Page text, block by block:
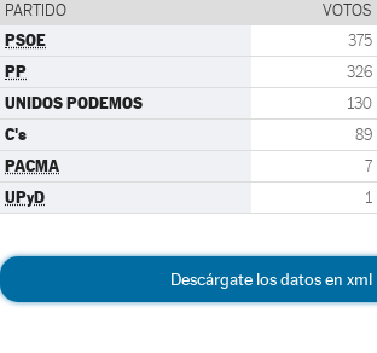
PARTIDO VOTOS
PSOE 375
PP 326
UNIDOS PODEMOS 130
C's 89
PACMA 7
UPyD 1
Descárgate los datos en xml